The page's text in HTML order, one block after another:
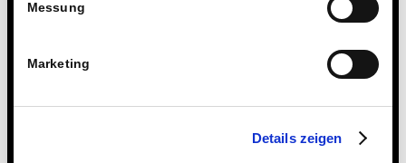
Messung
Marketing
Details zeigen